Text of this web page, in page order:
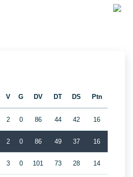
V G DV DT DS Ptn
2 0 86 44 42 16
2 0 86 49 37 16
3 0 101 73 28 14